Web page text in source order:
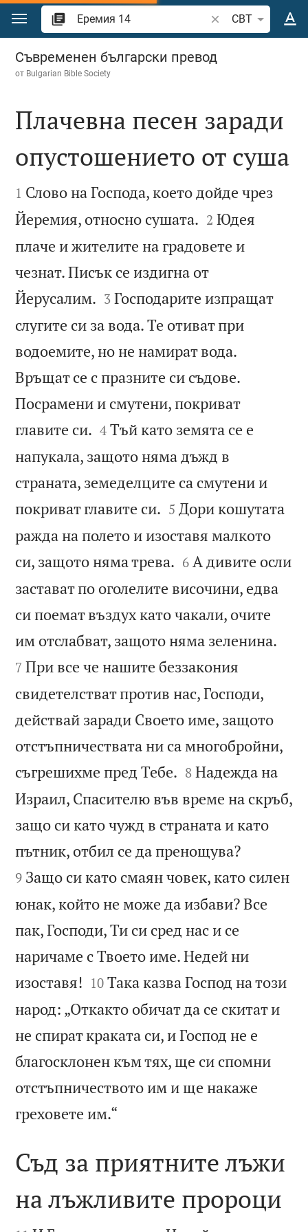
Преминете към съдържанието
Търсете стих или
CBT
Еремия 14
Съвременен български превод
от Bulgarian Bible Society

Плачевна песен заради
опустошението от суша

1 Слово на Господа, което дойде чрез
Йеремия, относно сушата. 

2 Юдея
плаче и жителите на градовете и
чезнат. Писък се издигна от
Йерусалим. 

3 Господарите изпращат
слугите си за вода. Те отиват при
водоемите, но не намират вода.
Връщат се с празните си съдове.
Посрамени и смутени, покриват
главите си. 

4 Тъй като земята се е
напукала, защото няма дъжд в
страната, земеделците са смутени и
покриват главите си. 

5 Дори кошутата
ражда на полето и изоставя малкото
си, защото няма трева. 

6 А дивите осли
застават по оголелите височини, едва
си поемат въздух като чакали, очите
им отслабват, защото няма зеленина.
7 При все че нашите беззакония
свидетелстват против нас, Господи,
действай заради Своето име, защото
отстъпничествата ни са многобройни,
съгрешихме пред Тебе. 

8 Надежда на
Израил, Спасителю във време на скръб,
защо си като чужд в страната и като
пътник, отбил се да пренощува?
9 Защо си като смаян човек, като силен
юнак, който не може да избави? Все
пак, Господи, Ти си сред нас и се
наричаме с Твоето име. Недей ни
изоставя! 

10 Така казва Господ на този
народ: „Откакто обичат да се скитат и
не спират краката си, и Господ не е
благосклонен към тях, ще си спомни
отстъпничеството им и ще накаже
греховете им.“
Съд за приятните лъжи
на лъжливите пророци